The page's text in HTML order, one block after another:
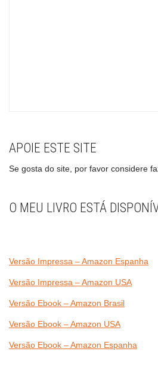
APOIE ESTE SITE
Se gosta do site, por favor considere
O MEU LIVRO ESTÁ
Versão Impressa – Amazon Espanha
Versão Impressa – Amazon USA
Versão Ebook – Amazon Brasil
Versão Ebook – Amazon USA
Versão Ebook – Amazon Espanha